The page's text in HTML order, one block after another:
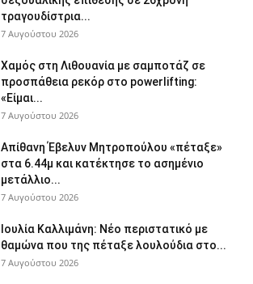
τραγουδίστρια...
7 Αυγούστου 2026
Χαμός στη Λιθουανία με σαμποτάζ σε
προσπάθεια ρεκόρ στο powerlifting:
«Είμαι...
7 Αυγούστου 2026
Απίθανη Έβελυν Μητροπούλου «πέταξε»
στα 6.44μ και κατέκτησε το ασημένιο
μετάλλιο...
7 Αυγούστου 2026
Ιουλία Καλλιμάνη: Νέο περιστατικό με
θαμώνα που της πέταξε λουλούδια στο...
7 Αυγούστου 2026